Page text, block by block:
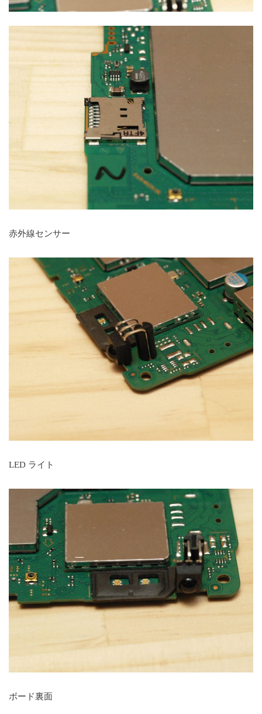
赤外線センサー
LED ライト
ボード裏面